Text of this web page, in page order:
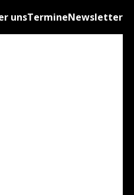
unsTermineNewsletter